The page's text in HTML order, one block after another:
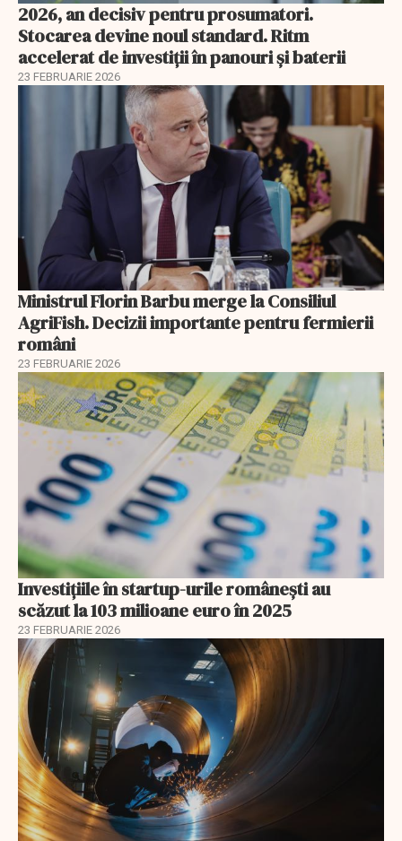
2026, an decisiv pentru prosumatori.
Stocarea devine noul standard. Ritm
accelerat de investiții în panouri și baterii
23 FEBRUARIE 2026
Ministrul Florin Barbu merge la Consiliul
AgriFish. Decizii importante pentru fermierii
români
23 FEBRUARIE 2026
Investiţiile în startup-urile româneşti au
scăzut la 103 milioane euro în 2025
23 FEBRUARIE 2026